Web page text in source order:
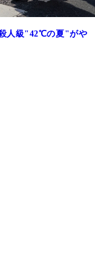
人級"42℃の夏"がや